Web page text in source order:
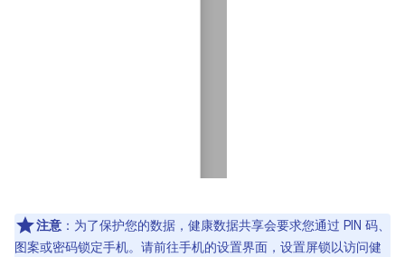
注意 ：为了保护您的数据，健康数据共享会要求您通过 PIN 码、
图案或密码锁定手机。请前往手机的设置界面，设置屏锁以访问健